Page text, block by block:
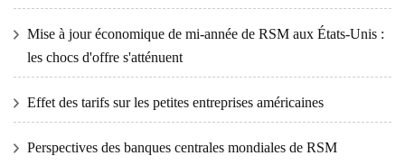
Mise à jour économique de mi-année de RSM aux États-Unis :
les chocs d'offre s'atténuent
Effet des tarifs sur les petites entreprises américaines
Perspectives des banques centrales mondiales de RSM